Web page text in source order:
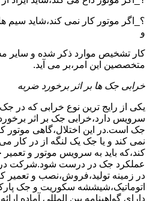
؟_اگر موتور کار نمی کند،شاید
و
کار تشخیص موارد ذکر شده و سایر
متخصصین این امر،بر می آید.
خرابی جک ها بر اثر برخورد ضربه
یکی از رایج ترین نوع خرابی که در
سرویس دارد،خرابی جک بر اثر
جک است.در این اختلال،گاهی موتور
نمی کند و یا جک یک لنگه از در کار
کند،که باید به سرویس موتور و
عملکرد جک در درست شود.شرکت
در زمینه تولید،فروش،نصب و تعمیر
اتوماتیک،شیششه سکوریت و جک
دارای گواهینامه بین المللی آماده